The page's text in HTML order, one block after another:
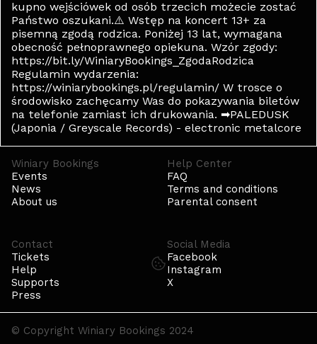
kupno wejściówek od osób trzecich możecie zostać
Państwo oszukani.⚠️ Wstęp na koncert 13+ za
pisemną zgodą rodzica. Poniżej 13 lat, wymagana
obecność pełnoprawnego opiekuna. Wzór zgody:
https://bit.ly/WiniaryBookings_ZgodaRodzica
Regulamin wydarzenia:
https://winiarybookings.pl/regulamin/ W trosce o
środowisko zachęcamy Was do pokazywania biletów
na telefonie zamiast ich drukowania. ➡PALEDUSK
(Japonia / Greyscale Records) - electronic metalcore
Winiary Bookings
Events
News
About us
Help Center
FAQ
Terms and conditions
Parental consent
Contact
Tickets
Help
Supports
Press
Social Media
Facebook
Instagram
X
© Copyright Winiary Bookings 2024